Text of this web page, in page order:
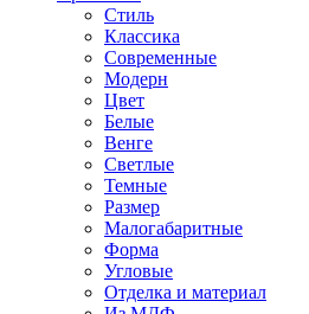
Стиль
Классика
Современные
Модерн
Цвет
Белые
Венге
Светлые
Темные
Размер
Малогабаритные
Форма
Угловые
Отделка и материал